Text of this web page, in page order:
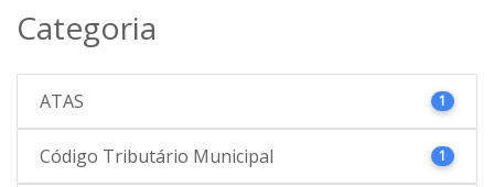
Categoria
ATAS 1
Código Tributário Municipal 1